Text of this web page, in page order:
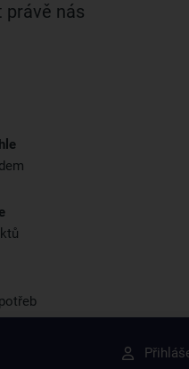
právě nás
slevy dřív než